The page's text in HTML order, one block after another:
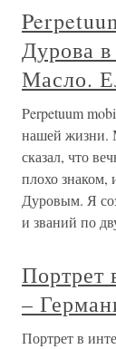
Дурова
Масло.
Perpetuum
нашей жизни.
сказал, что
плохо знаком,
Дуровым. Я
и званий по
Портрет
–
Портрет в